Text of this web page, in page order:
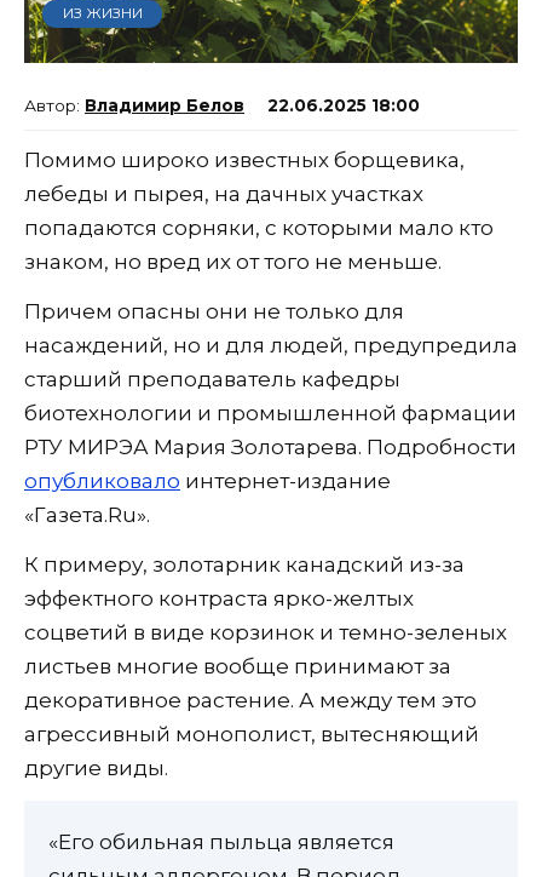
ИЗ ЖИЗНИ
Владимир Белов 22.06.2025 18:00
Помимо широко известных борщевика,
лебеды и пырея, на дачных участках
попадаются сорняки, с которыми мало кто
знаком, но вред их от того не меньше.
Причем опасны они не только для
насаждений, но и для людей, предупредила
старший преподаватель кафедры
биотехнологии и промышленной фармации
РТУ МИРЭА Мария Золотарева. Подробности
опубликовало интернет-издание
«Газета.Ru».
К примеру, золотарник канадский из-за
эффектного контраста ярко-желтых
соцветий в виде корзинок и темно-зеленых
листьев многие вообще принимают за
декоративное растение. А между тем это
агрессивный монополист, вытесняющий
другие виды.
«Его обильная пыльца является